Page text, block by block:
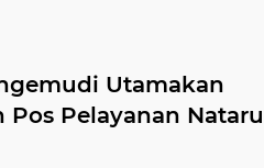
Utamakan
Pelayanan Nataru